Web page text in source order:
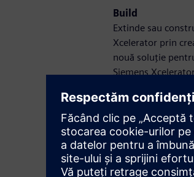
Build
Extinde sau
Xcelerator prin
nouă soluție
Siemens
Service
Oferă un serviciu
Xcelerator care
integreze, să îl